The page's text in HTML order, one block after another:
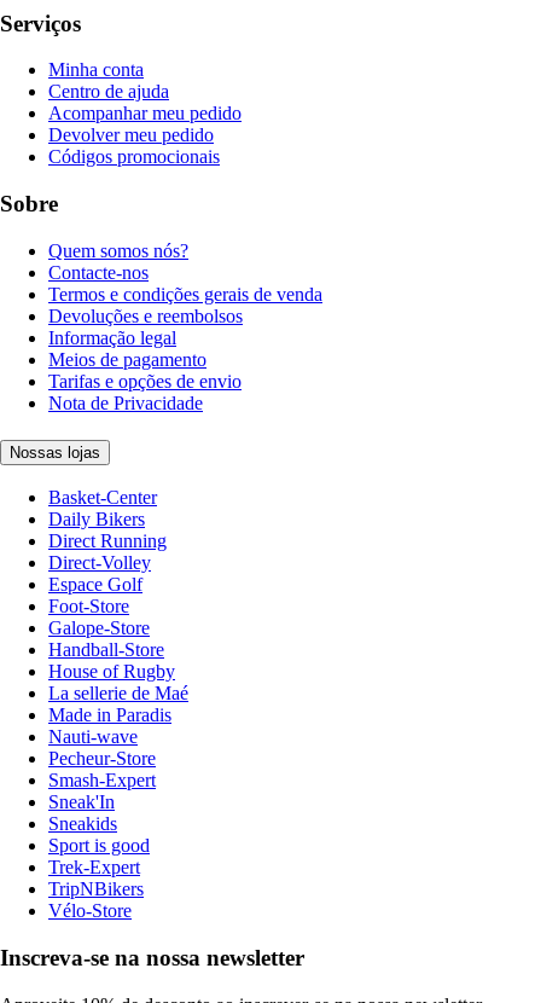
Serviços
Minha conta
Centro de ajuda
Acompanhar meu pedido
Devolver meu pedido
Códigos promocionais
Sobre
Quem somos nós?
Contacte-nos
Termos e condições gerais de venda
Devoluções e reembolsos
Informação legal
Meios de pagamento
Tarifas e opções de envio
Nota de Privacidade
Nossas lojas
Basket-Center
Daily Bikers
Direct Running
Direct-Volley
Espace Golf
Foot-Store
Galope-Store
Handball-Store
House of Rugby
La sellerie de Maé
Made in Paradis
Nauti-wave
Pecheur-Store
Smash-Expert
Sneak'In
Sneakids
Sport is good
Trek-Expert
TripNBikers
Vélo-Store
Inscreva-se na nossa newsletter